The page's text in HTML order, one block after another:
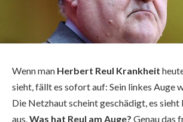
Wenn man Herbert Reul Krankheit
sieht, fällt es sofort auf: Sein linkes Auge
Die Netzhaut scheint geschädigt, es
aus.Was hat Reul am Auge? Genau das